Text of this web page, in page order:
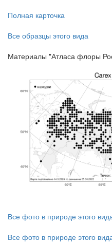
Полная карточка
Все образцы этого вида
Материалы "Атласа флоры
Все фото в природе этого
Все фото в природе этого